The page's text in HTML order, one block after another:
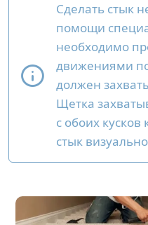
Сделать стык
помощи
необходимо
движениями
должен
Щетка
с обоих
стык